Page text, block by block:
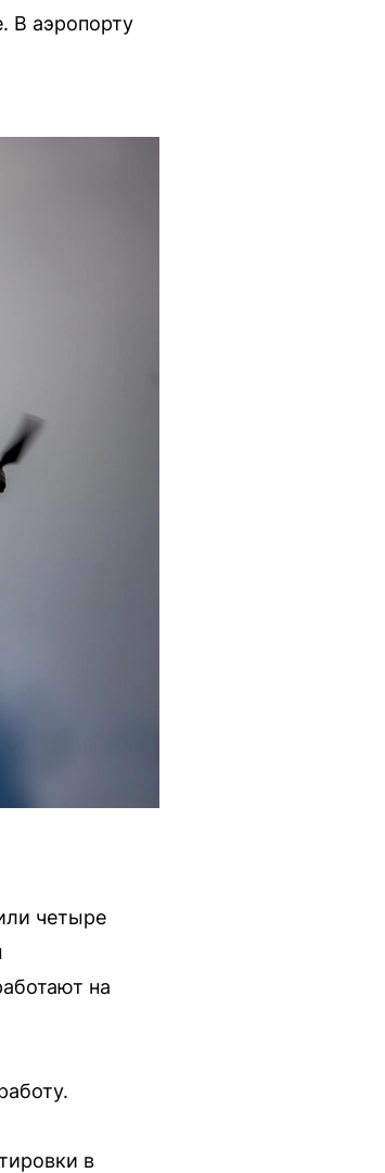
В аэропорту
четыре
на
в